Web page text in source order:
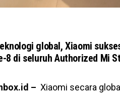
global, Xiaomi
8 di seluruh Authorized Mi
– Xiaomi secara